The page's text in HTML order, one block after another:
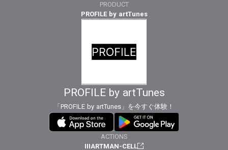
PRODUCT
PROFILE by artTunes
PROFILE by artTunes
「PROFILE by artTunes」を今すぐ体験！
ACTIONS
IIIARTMAN-CELL